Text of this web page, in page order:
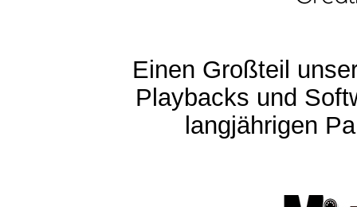
Einen Großteil
Playbacks und
langjährigen